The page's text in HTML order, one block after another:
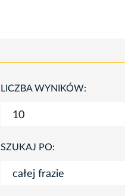
LICZBA WYNIKÓW:
SZUKAJ PO: